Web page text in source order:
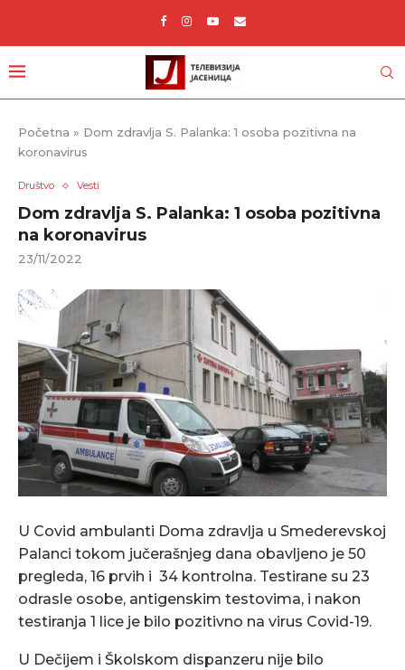
Početna » Dom zdravlja S. Palanka: 1 osoba pozitivna na
koronavirus
Društvo Vesti
Dom zdravlja S. Palanka: 1 osoba pozitivna
na koronavirus
23/11/2022
U Covid ambulanti Doma zdravlja u Smederevskoj
Palanci tokom jučerašnjeg dana obavljeno je 50
pregleda, 16 prvih i 34 kontrolna. Testirane su 23
odrasle osobe, antigenskim testovima, i nakon
testiranja 1 lice je bilo pozitivno na virus Covid-19.
U Dečijem i Školskom dispanzeru nije bilo